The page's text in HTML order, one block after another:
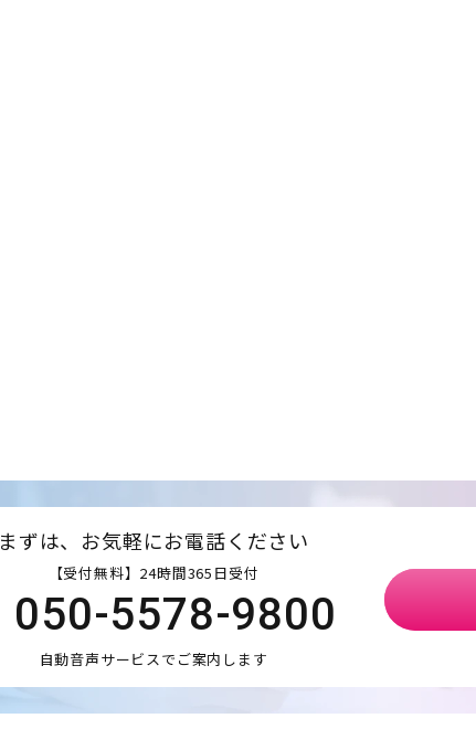
まずは、お気軽にお電話ください
【受付無料】24時間365日受付
050-5578-9800
自動音声サービスでご案内します